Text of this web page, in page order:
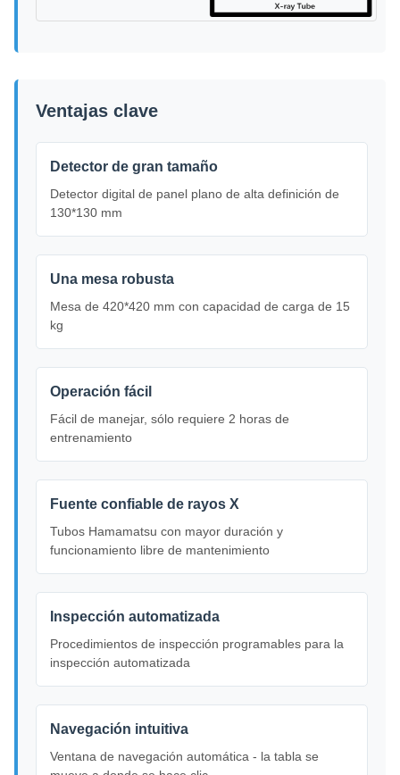
Ventajas clave
Detector de gran tamaño
Detector digital de panel plano de alta definición de
130*130 mm
Una mesa robusta
Mesa de 420*420 mm con capacidad de carga de 15
kg
Operación fácil
Fácil de manejar, sólo requiere 2 horas de
entrenamiento
Fuente confiable de rayos X
Tubos Hamamatsu con mayor duración y
funcionamiento libre de mantenimiento
Inspección automatizada
Procedimientos de inspección programables para la
inspección automatizada
Navegación intuitiva
Ventana de navegación automática - la tabla se